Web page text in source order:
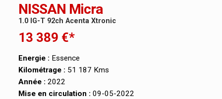
NISSAN Micra
1.0 IG-T 92ch Acenta Xtronic
13 389 €*
Energie : Essence
Kilométrage : 51 187 Kms
Année : 2022
Mise en circulation : 09-05-2022